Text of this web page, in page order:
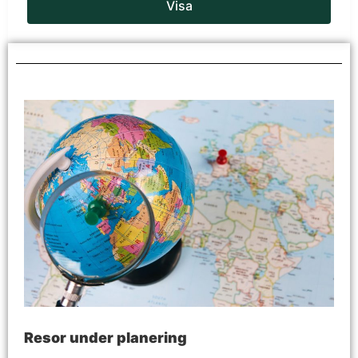
Visa
Resor under planering